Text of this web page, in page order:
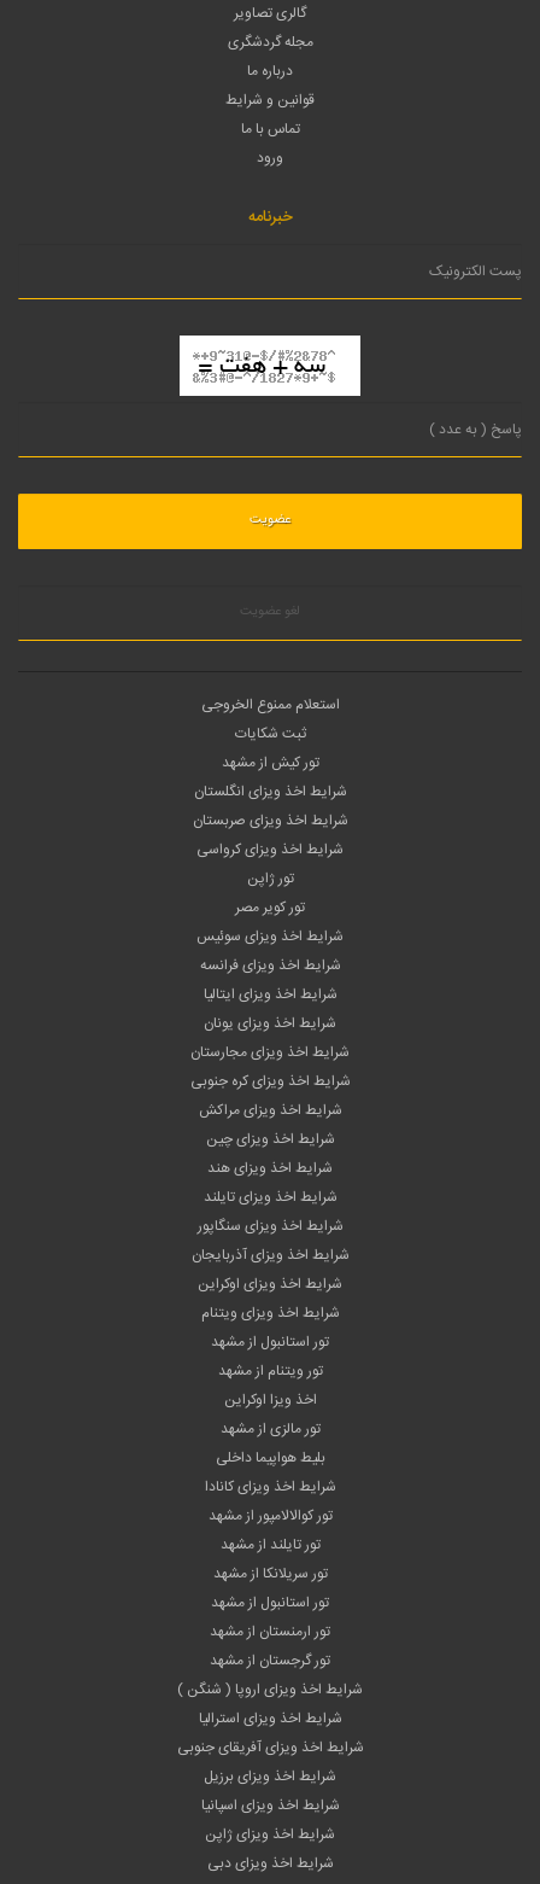
گالری تصاویر
مجله گردشگری
درباره ما
قوانین و شرایط
تماس با ما
ورود
خبرنامه
لغو عضویت
استعلام ممنوع الخروجی
ثبت شکایات
تور کیش از مشهد
شرایط اخذ ویزای انگلستان
شرایط اخذ ویزای صربستان
شرایط اخذ ویزای کرواسی
تور ژاپن
تور کویر مصر
شرایط اخذ ویزای سوئیس
شرایط اخذ ویزای فرانسه
شرایط اخذ ویزای ایتالیا
شرایط اخذ ویزای یونان
شرایط اخذ ویزای مجارستان
شرایط اخذ ویزای کره جنوبی
شرایط اخذ ویزای مراکش
شرایط اخذ ویزای چین
شرایط اخذ ویزای هند
شرایط اخذ ویزای تایلند
شرایط اخذ ویزای سنگاپور
شرایط اخذ ویزای آذربایجان
شرایط اخذ ویزای اوکراین
شرایط اخذ ویزای ویتنام
تور استانبول از مشهد
تور ویتنام از مشهد
اخذ ویزا اوکراین
تور مالزی از مشهد
بلیط هواپیما داخلی
شرایط اخذ ویزای کانادا
تور کوالالامپور از مشهد
تور تایلند از مشهد
تور سریلانکا از مشهد
تور استانبول از مشهد
تور ارمنستان از مشهد
تور گرجستان از مشهد
شرایط اخذ ویزای اروپا ( شنگن )
شرایط اخذ ویزای استرالیا
شرایط اخذ ویزای آفریقای جنوبی
شرایط اخذ ویزای برزیل
شرایط اخذ ویزای اسپانیا
شرایط اخذ ویزای ژاپن
شرایط اخذ ویزای دبی